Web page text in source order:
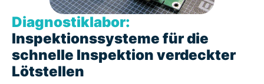
Diagnostiklabor:
Inspektionssysteme für die
schnelle Inspektion verdeckter
Lötstellen